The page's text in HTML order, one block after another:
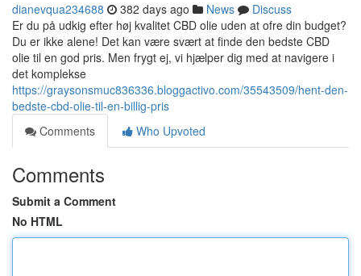
dianevqua234688 382 days ago News
Discuss
Er du på udkig efter høj kvalitet CBD olie uden at ofre din budget?
Du er ikke alene! Det kan være svært at finde den bedste CBD
olie til en god pris. Men frygt ej, vi hjælper dig med at navigere i
det komplekse
https://graysonsmuc836336.bloggactivo.com/35543509/hent-den-
bedste-cbd-olie-til-en-billig-pris
Comments
Who Upvoted
Comments
Submit a Comment
No HTML